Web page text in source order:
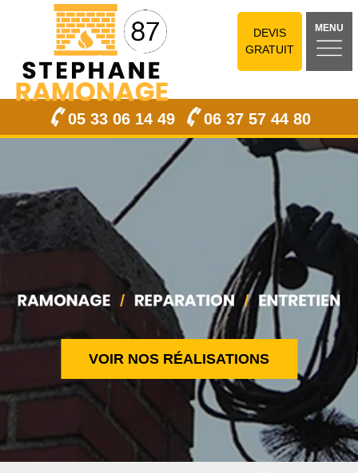
DEVIS
GRATUIT
MENU
05 33 06 14 49 06 37 57 44 80
VOIR NOS RÉALISATIONS